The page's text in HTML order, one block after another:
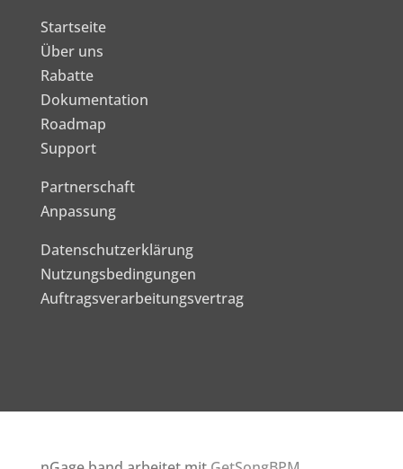
Startseite
Über uns
Rabatte
Dokumentation
Roadmap
Support
Partnerschaft
Anpassung
Datenschutzerklärung
Nutzungsbedingungen
Auftragsverarbeitungsvertrag